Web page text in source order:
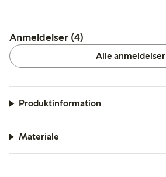
Anmeldelser (4)
Alle anmeldelser
Produktinformation
Materiale